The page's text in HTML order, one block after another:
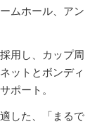
ムホール、アン
用し、カップ周
ットとボンディ
ポート。
した、「まるで